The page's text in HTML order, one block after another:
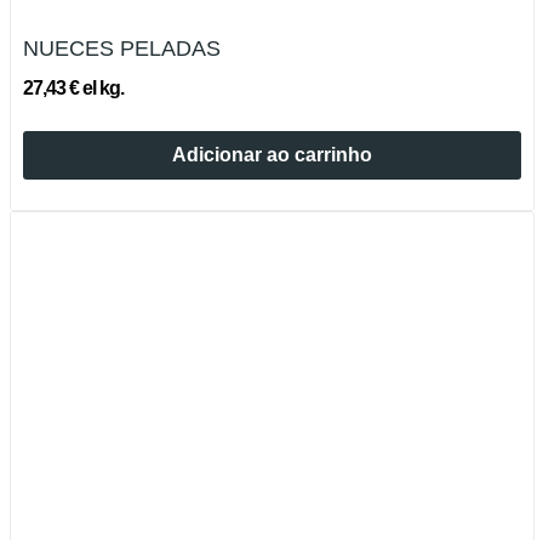
NUECES PELADAS
27,43 € el kg.
Adicionar ao carrinho